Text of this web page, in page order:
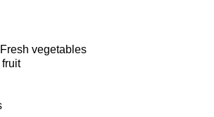
vegetables
fruit